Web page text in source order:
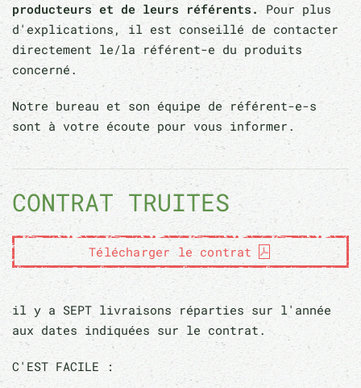
producteurs et de leurs référents. Pour plus
d'explications, il est conseillé de contacter
directement le/la référent-e du produits
concerné.
Notre bureau et son équipe de référent-e-s
sont à votre écoute pour vous informer.
CONTRAT TRUITES
Télécharger le contrat
il y a SEPT livraisons réparties sur l'année
aux dates indiquées sur le contrat.
C'EST FACILE :